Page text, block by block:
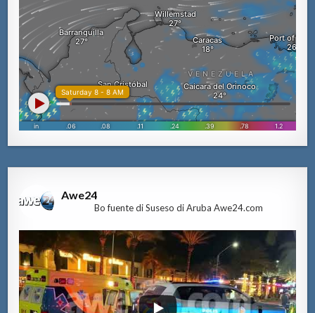
Awe24
Bo fuente di Suseso di Aruba Awe24.com